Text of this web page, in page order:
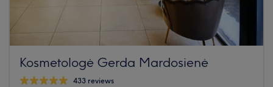
Kosmetologė Gerda Mardosienė
433 reviews